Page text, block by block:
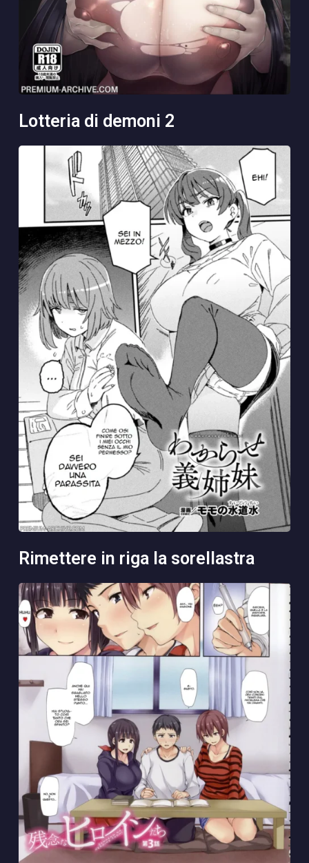
lotteria di demoni 2
rimettere in riga la sorellastra